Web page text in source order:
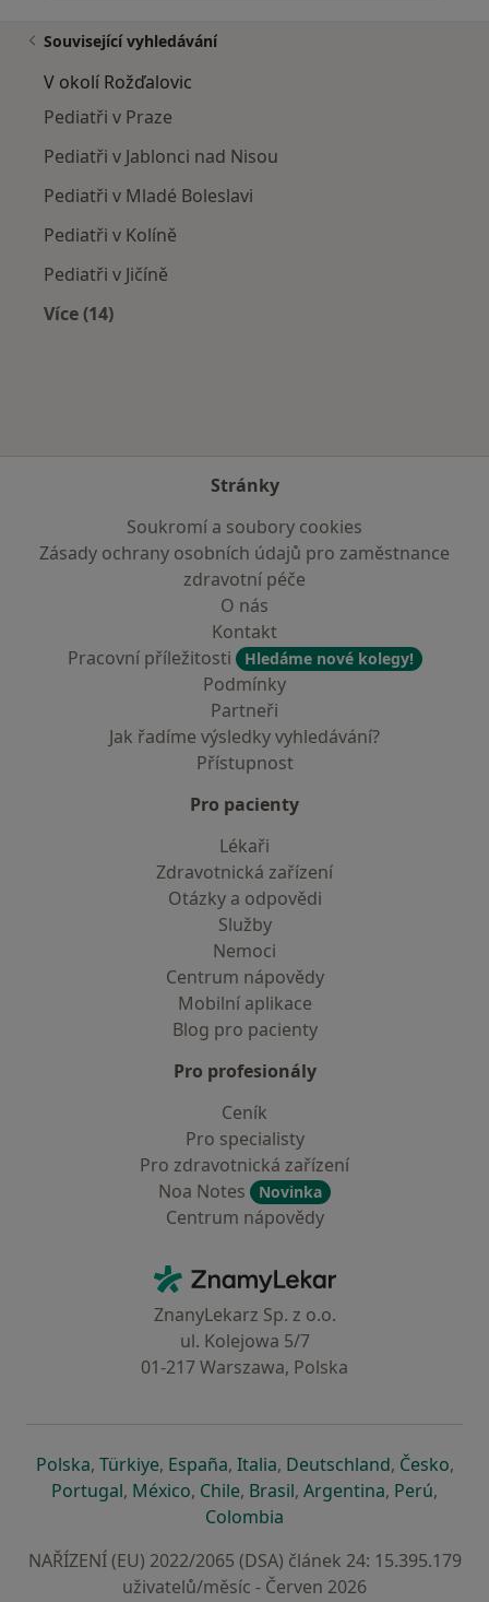
Související vyhledávání
V okolí Rožďalovic
Pediatři v Praze
Pediatři v Jablonci nad Nisou
Pediatři v Mladé Boleslavi
Pediatři v Kolíně
Pediatři v Jičíně
Více (14)
Stránky
Soukromí a soubory cookies
Zásady ochrany osobních údajů pro zaměstnance
zdravotní péče
O nás
Kontakt
Pracovní příležitosti
Hledáme nové kolegy!
Podmínky
Partneři
Jak řadíme výsledky vyhledávání?
Přístupnost
Pro pacienty
Lékaři
Zdravotnická zařízení
Otázky a odpovědi
Služby
Nemoci
Centrum nápovědy
Mobilní aplikace
Blog pro pacienty
Pro profesionály
Ceník
Pro specialisty
Pro zdravotnická zařízení
Noa Notes
Novinka
Centrum nápovědy
ZnamyLekar - Hlavní stránka
ZnanyLekarz Sp. z o.o.
ul. Kolejowa 5/7
01-217 Warszawa, Polska
Polskase otevře v nové záložce
, Türkiyese otevře v nové záložce
, Españase otevře v nové záložce
, Italiase otevře v nové záložce
, Deutschlandse otevře v
, Českose
,
Portugalse otevře v nové záložce
, Méxicose otevře v nové záložce
, Chilese otevře v nové záložce
, Brasilse otevře v nové
, Argentinase otevře v
, Perúse
,
Colombia
NAŘÍZENÍ (EU) 2022/2065 (DSA) článek 24: 15.395.179
uživatelů/měsíc - Červen 2026